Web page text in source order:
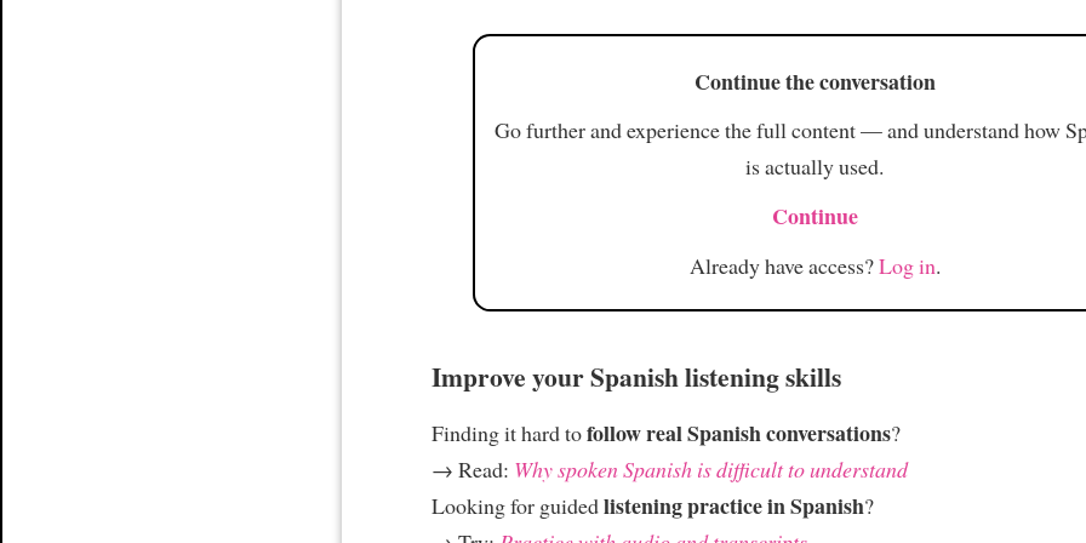
Continue the conversation
Go further and experience the full content — and understand how
is actually used.
Continue
Already have access?Log in.
Improve your Spanish listening skills
Finding it hard tofollow real Spanish conversations?
→ Read: Why spoken Spanish is difficult to understand
Looking for guidedlistening practice in Spanish?